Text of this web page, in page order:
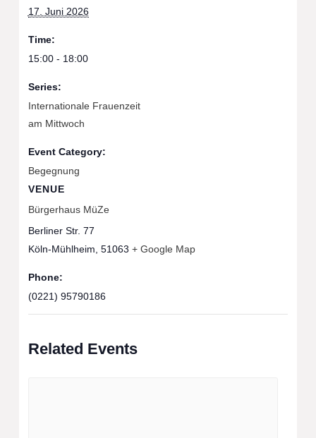
17. Juni 2026
Time:
15:00 - 18:00
Series:
Internationale Frauenzeit
am Mittwoch
Event Category:
Begegnung
VENUE
Bürgerhaus MüZe
Berliner Str. 77
Köln-Mühlheim, 51063 + Google Map
Phone:
(0221) 95790186
Related Events